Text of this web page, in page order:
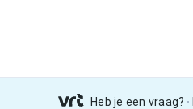
Heb je een vraag?